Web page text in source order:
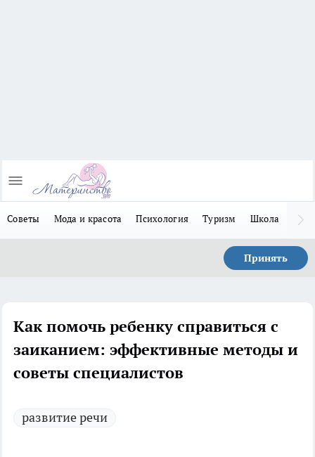
Советы Мода и красота Психология Туризм Школа
Принять
Как помочь ребенку справиться с
заиканием: эффективные методы и
советы специалистов
развитие речи